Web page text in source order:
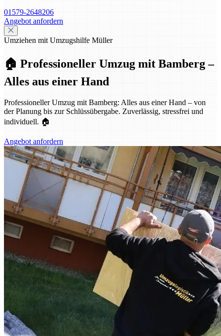
01579-2648206
Angebot anfordern
Umziehen mit Umzugshilfe Müller
🏠 Professioneller Umzug mit Bamberg –
Alles aus einer Hand
Professioneller Umzug mit Bamberg: Alles aus einer Hand – von
der Planung bis zur Schlüssübergabe. Zuverlässig, stressfrei und
individuell. 🏠
Angebot anfordern